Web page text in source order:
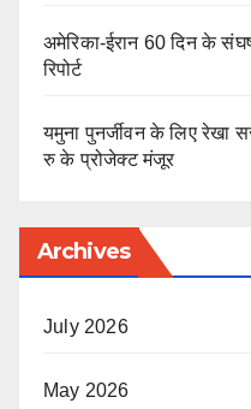
अमेरिका-ईरान 60 दिन के
रिपोर्ट
यमुना पुनर्जीवन के लिए रेखा
रु के प्रोजेक्ट मंजूर
Archives
July 2026
May 2026